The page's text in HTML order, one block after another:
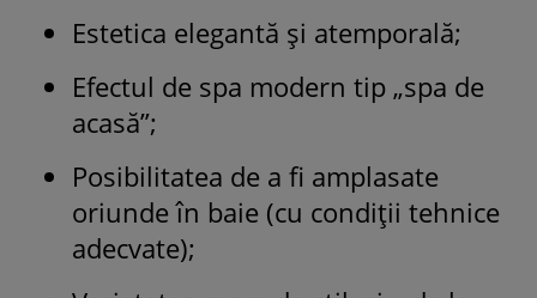
Estetica elegantă și atemporală;
Efectul de spa modern tip „spa de
acasă”;
Posibilitatea de a fi amplasate
oriunde în baie (cu condiții tehnice
adecvate);